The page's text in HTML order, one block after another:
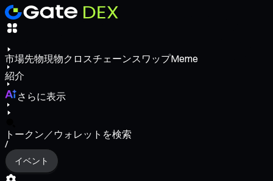
市場先物現物クロスチェーンスワップMeme
紹介
さらに表示
トークン／ウォレットを検索
/
イベント